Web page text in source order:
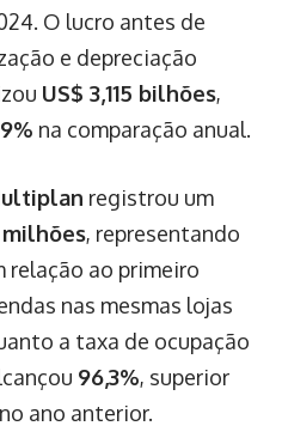
O lucro antes de
e depreciação
US$ 3,115 bilhões,
9% na comparação anual.
registrou um
milhões, representando
relação ao primeiro
nas mesmas lojas
a taxa de ocupação
96,3%, superior
ano anterior.